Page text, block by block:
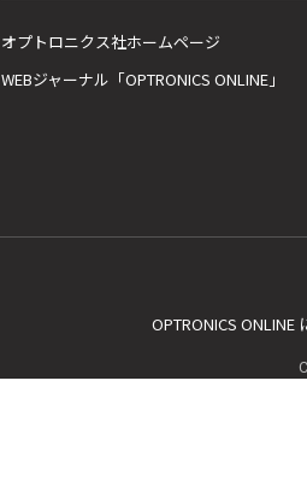
オプトロニクス社ホームページ
WEBジャーナル「OPTRONICS ONLINE」
OPTRONICS ONLINE